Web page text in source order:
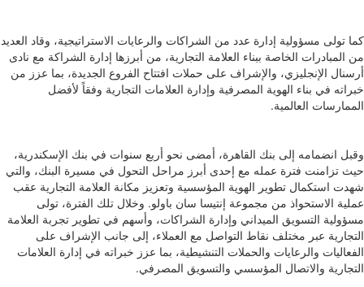
كما تولى مسؤولية إدارة عدد من الشراكات والرعايات الاستراتيجية، وقاد العديد
من المبادرات الخاصة ببناء العلامة التجارية، من أبرزها إدارة الشراكة مع نادى
أرسنال الإنجليزي، والإشراف على حملات افتتاح الفروع الجديدة، بما عزز من
خبراته في بناء الهوية المصرفية وإدارة العلامات التجارية وفقاً لأفضل
الممارسات العالمية.
وقبل انضمامه إلى بنك القاهرة، أمضى نحو أربع سنوات في بنك الإسكندرية،
حيث تزامنت فترة عمله مع إحدى أبرز مراحل التحول في مسيرة البنك، والتي
شهدت استكمال تطوير الهوية المؤسسية وتعزيز مكانة العلامة التجارية عقب
عملية الاستحواذ من مجموعة إنتيسا سان باولو. وخلال تلك الفترة، تولى
مسؤولية التسويق الميداني وإدارة الشراكات، وأسهم في تطوير تجربة العلامة
التجارية عبر مختلف نقاط التواصل مع العملاء، إلى جانب الإشراف على
الفعاليات والرعايات والحملات التنشيطية، بما عزز خبراته في إدارة العلامات
التجارية والاتصال المؤسسي والتسويق المصرفي.